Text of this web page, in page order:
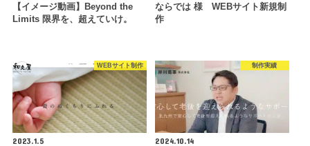
【イメージ動画】Beyond the
Limits 限界を、超えていけ。
ならでは 様 WEBサイト新規制
作
WEBサイト制作
2023.1.5
制作実績
2024.10.14